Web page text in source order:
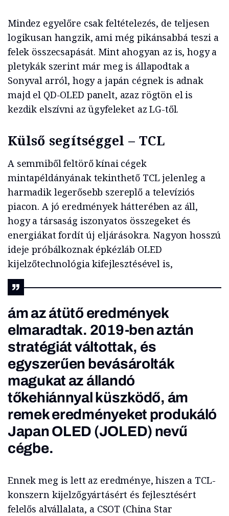
Mindez egyelőre csak feltételezés, de teljesen
logikusan hangzik, ami még pikánsabbá teszi a
felek összecsapását. Mint ahogyan az is, hogy a
pletykák szerint már meg is állapodtak a
Sonyval arról, hogy a japán cégnek is adnak
majd el QD-OLED panelt, azaz rögtön el is
kezdik elszívni az ügyfeleket az LG-től.
Külső segítséggel – TCL
A semmiből feltörő kínai cégek
mintapéldányának tekinthető TCL jelenleg a
harmadik legerősebb szereplő a televíziós
piacon. A jó eredmények hátterében az áll,
hogy a társaság iszonyatos összegeket és
energiákat fordít új eljárásokra. Nagyon hosszú
ideje próbálkoznak épkézláb OLED
kijelzőtechnológia kifejlesztésével is,
ám az átütő eredmények
elmaradtak. 2019-ben aztán
stratégiát váltottak, és
egyszerűen bevásárolták
magukat az állandó
tőkehiánnyal küszködő, ám
remek eredményeket produkáló
Japan OLED (JOLED) nevű
cégbe.
Ennek meg is lett az eredménye, hiszen a TCL-
konszern kijelzőgyártásért és fejlesztésért
felelős alvállalata, a CSOT (China Star